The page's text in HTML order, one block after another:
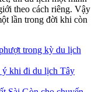
theo cách riêng. Vậy
lần trong đời khi còn
trong kỳ du lịch
ý khi đi du lịch Tây